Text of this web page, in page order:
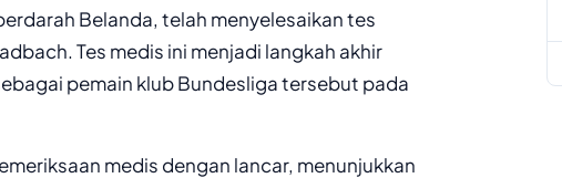
Belanda, telah menyelesaikan tes
Tes medis ini menjadi langkah akhir
pemain klub Bundesliga tersebut pada
medis dengan lancar, menunjukkan